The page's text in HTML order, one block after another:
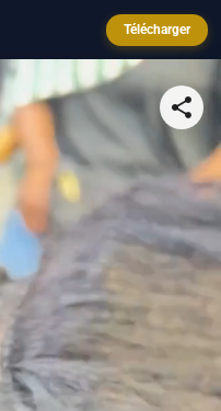
Télécharger